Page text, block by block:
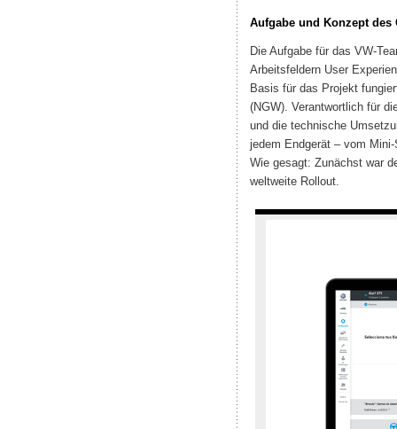
Aufgabe und Konzept des
Die Aufgabe für das VW-
Arbeitsfeldern User
Basis für das Projekt
(NGW). Verantwortlich für
und die technische
jedem Endgerät – vom
Wie gesagt: ‪Zunächst war
weltweite Rollout. ‪